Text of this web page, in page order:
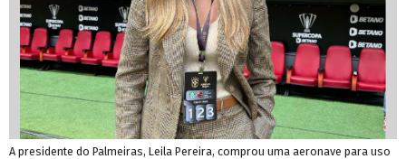
A presidente do Palmeiras, Leila Pereira, comprou uma aeronave para uso